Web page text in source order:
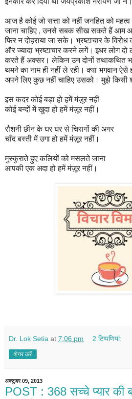
आज है कोई जो सत्ता को नहीं जनहित को
जाना चाहिए , उनसे सबक सीख सकते हैं आम
फिर न दोहराया जा सके। भ्रष्टाचार के
और ज्यादा भ्रष्टाचार करने लगें। इधर लोग
करते हैं अक्सर। लेकिन उन दोनों तथाकथित
थमने का नाम ही नहीं ले रही। क्या भगवान
अपने लिए कुछ नहीं चाहिए उसको। मुझे किसी
इस कदर कोई बड़ा हो हमें मंज़ूर नहीं
कोई बन्दों में खुदा हो हमें मंज़ूर नहीं।
रौशनी छीन के घर घर से चिरागों की अगर
चाँद बस्ती में उगा हो हमें मंज़ूर नहीं।
मुस्कुराते हुए कलियों को मसलते जाना
आपकी एक अदा हो हमें मंज़ूर नहीं।
Dr. Lok Setia at 7:06 pm 2 टिप्‍पणियां:
शेयर करें
अक्टूबर 09, 2013
POST : 368 सच्चे प्यार